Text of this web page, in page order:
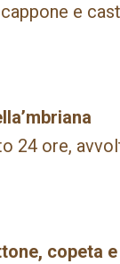
e
24 ore,
copeta